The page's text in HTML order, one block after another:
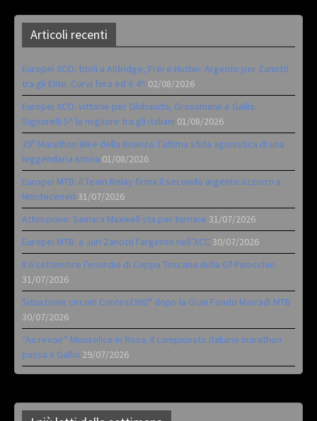
Articoli recenti
Europei XCO: titoli a Aldridge, Frei e Hutter. Argento per Zanotti
tra gli Elite. Corvi fora ed è 4^ 02/08/2026
Europei XCO: vittorie per Ghibaudo, Grossmann e Gallis.
Signorelli 5^ la migliore tra gli italiani 01/08/2026
35ª Marathon Bike della Brianza: l’ultima sfida agonistica di una
leggendaria storia 01/08/2026
Europei MTB: il Team Relay firma il secondo argento azzurro a
Monteceneri 31/07/2026
Attenzione: Samara Maxwell sta per tornare 31/07/2026
Europei MTB: a Juri Zanotti l’argento nell’XCC 30/07/2026
Il 6 settembre l’esordio di Coppa Toscana della Gf Pinocchio
31/07/2026
Situazione circuiti Contest360° dopo la Gran Fondo Marradi MTB
30/07/2026
“Au revoir” Monselice in Rosa. Il campionato italiano marathon
passa a Gallio 29/07/2026